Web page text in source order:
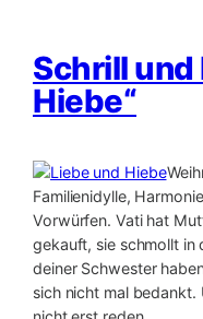
Schrill und
Hiebe“
Familienidylle,
Vorwürfen. Vati hat
gekauft, sie schmollt in
deiner Schwester
sich nicht mal